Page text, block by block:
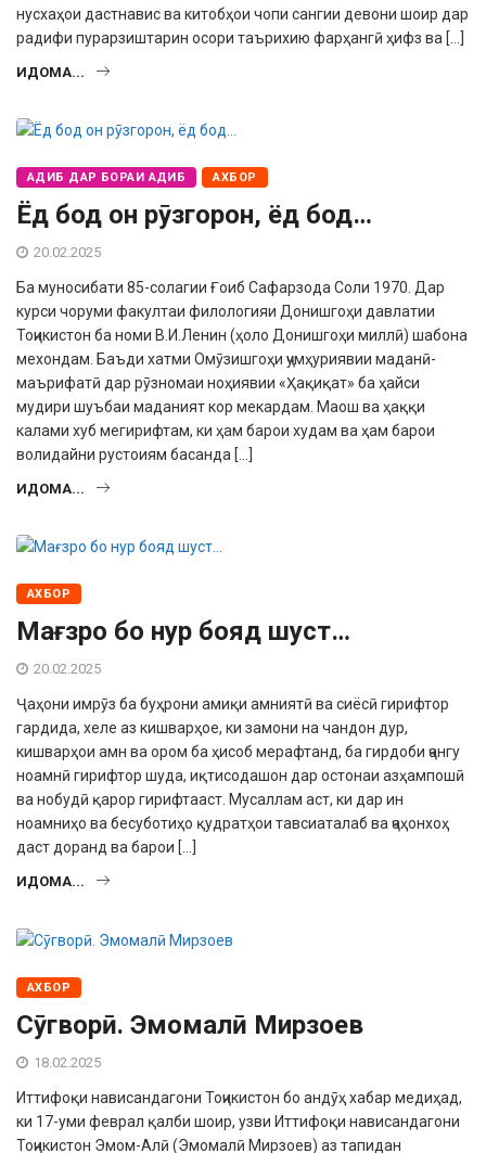
нусхаҳои дастнавис ва китобҳои чопи сангии девони шоир дар
радифи пурарзиштарин осори таърихию фарҳангӣ ҳифз ва […]
ИДОМА...
АДИБ ДАР БОРАИ АДИБ АХБОР
Ёд бод он рӯзгорон, ёд бод…
20.02.2025
Ба муносибати 85-солагии Ғоиб Сафарзода Соли 1970. Дар
курси чоруми факул­таи филологияи Донишгоҳи давлатии
Тоҷикистон ба номи В.И.Ленин (ҳоло Донишгоҳи миллӣ) шабона
мехондам. Баъди хатми Омӯзишгоҳи ҷумҳуриявии маданӣ-
маърифатӣ дар рӯзномаи ноҳи­явии «Ҳақиқат» ба ҳайси
мудири шуъбаи маданият кор мекардам. Маош ва ҳаққи
калами хуб мегирифтам, ки ҳам барои худам ва ҳам барои
волидайни рустоиям басанда […]
ИДОМА...
АХБОР
Мағзро бо нур бояд шуст…
20.02.2025
Ҷаҳони имрӯз ба буҳрони амиқи ам­ниятӣ ва сиёсӣ гирифтор
гардида, хеле аз кишварҳое, ки замони на чандон дур,
кишварҳои амн ва ором ба ҳисоб мерафтанд, ба гирдоби ҷангу
ноамнӣ гирифтор шуда, иқтисодашон дар остонаи азҳампошӣ
ва нобудӣ қарор гирифтааст. Мусаллам аст, ки дар ин
ноамниҳо ва бесуботиҳо қудратҳои тавсиаталаб ва ҷаҳонхоҳ
даст доранд ва барои […]
ИДОМА...
АХБОР
Сӯгворӣ. Эмомалӣ Мирзоев
18.02.2025
Иттифоқи нависандагони Тоҷикистон бо андӯҳ хабар медиҳад,
ки 17-уми феврал қалби шоир, узви Иттифоқи нависандагони
Тоҷикистон Эмом-Алӣ (Эмомалӣ Мирзоев) аз тапидан